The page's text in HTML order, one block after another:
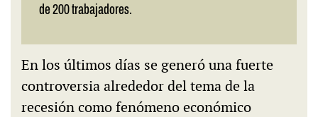
de 200 trabajadores.
En los últimos días se generó una fuerte
controversia alrededor del tema de la
recesión como fenómeno económico